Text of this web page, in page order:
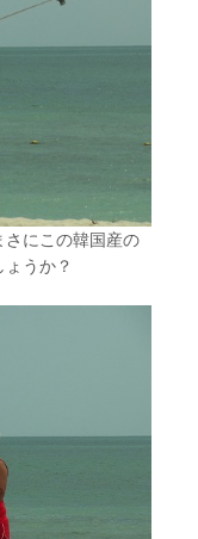
さにこの韓国産の
ょうか？